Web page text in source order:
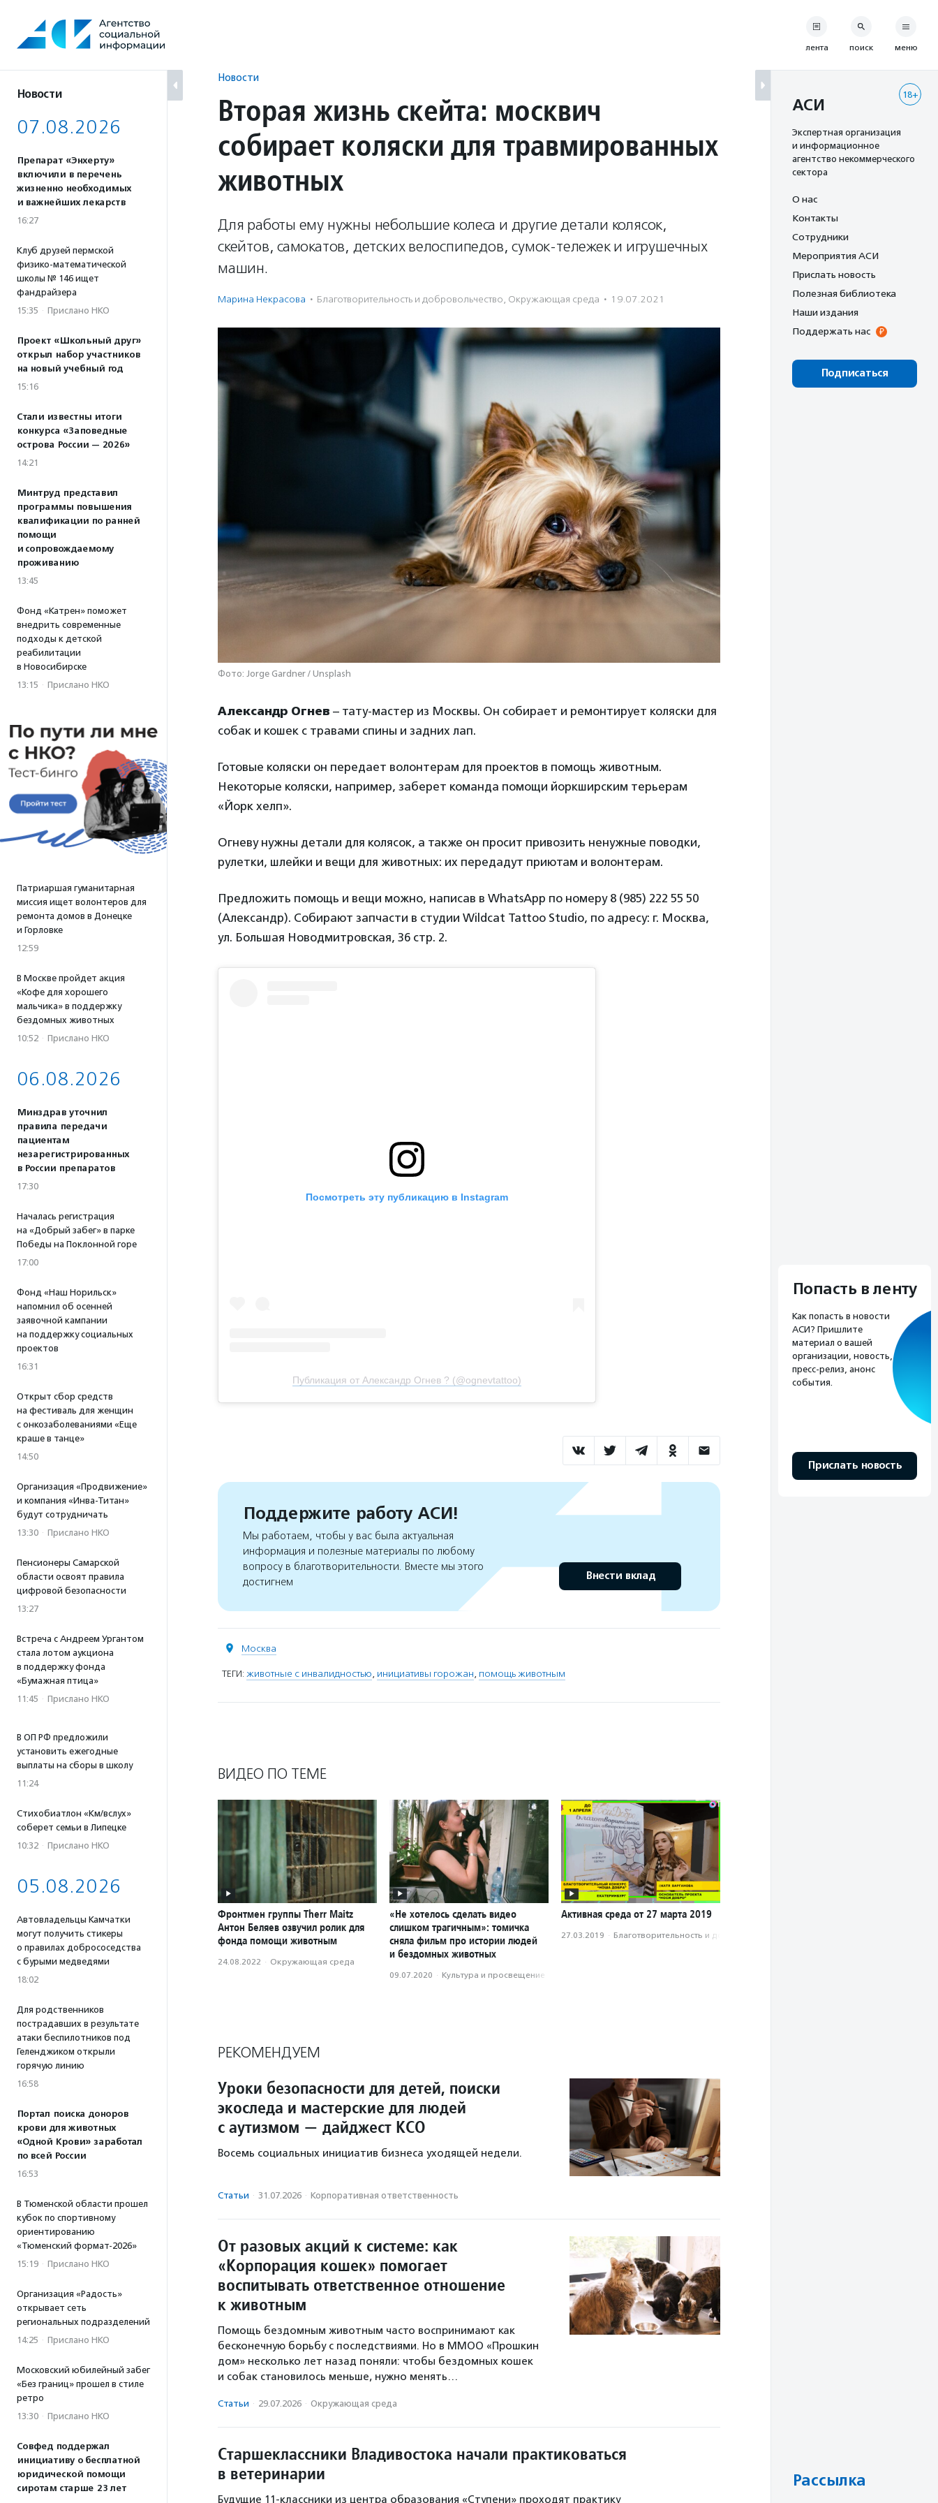
содержанию
Новости
07.08.2026
Препарат «Энхерту»
включили в перечень
жизненно необходимых
и важнейших лекарств
16:27
Клуб друзей пермской
физико-математической
школы № 146 ищет
фандрайзера
15:35 · Прислано НКО
Проект «Школьный друг»
открыл набор участников
на новый учебный год
15:16
Стали известны итоги
конкурса «Заповедные
острова России — 2026»
14:21
Минтруд представил
программы повышения
квалификации по ранней
помощи
и сопровождаемому
проживанию
13:45
Фонд «Катрен» поможет
внедрить современные
подходы к детской
реабилитации
в Новосибирске
13:15 · Прислано НКО
Патриаршая гуманитарная
миссия ищет волонтеров для
ремонта домов в Донецке
и Горловке
12:59
В Москве пройдет акция
«Кофе для хорошего
мальчика» в поддержку
бездомных животных
10:52 · Прислано НКО
06.08.2026
Минздрав уточнил
правила передачи
пациентам
незарегистрированных
в России препаратов
17:30
Началась регистрация
на «Добрый забег» в парке
Победы на Поклонной горе
17:00
Фонд «Наш Норильск»
напомнил об осенней
заявочной кампании
на поддержку социальных
проектов
16:31
Открыт сбор средств
на фестиваль для женщин
с онкозаболеваниями «Еще
краше в танце»
14:50
Организация «Продвижение»
и компания «Инва-Титан»
будут сотрудничать
13:30 · Прислано НКО
Пенсионеры Самарской
области освоят правила
цифровой безопасности
13:27
Встреча с Андреем Ургантом
стала лотом аукциона
в поддержку фонда
«Бумажная птица»
11:45 · Прислано НКО
В ОП РФ предложили
установить ежегодные
выплаты на сборы в школу
11:24
Стихобиатлон «Км/вслух»
соберет семьи в Липецке
10:32 · Прислано НКО
05.08.2026
Автовладельцы Камчатки
могут получить стикеры
о правилах добрососедства
с бурыми медведями
18:02
Для родственников
пострадавших в результате
атаки беспилотников под
Геленджиком открыли
горячую линию
16:58
Портал поиска доноров
крови для животных
«Одной Крови» заработал
по всей России
16:53
В Тюменской области прошел
кубок по спортивному
ориентированию
«Тюменский формат-2026»
15:19 · Прислано НКО
Организация «Радость»
открывает сеть
региональных подразделений
14:25 · Прислано НКО
Московский юбилейный забег
«Без границ» прошел в стиле
ретро
13:30 · Прислано НКО
Совфед поддержал
инициативу о бесплатной
юридической помощи
сиротам старше 23 лет
Новости
Вторая жизнь скейта: москвич
собирает коляски для травмированных
животных
Для работы ему нужны небольшие колеса и другие детали колясок,
скейтов, самокатов, детских велоспипедов, сумок-тележек и игрушечных
машин.
Марина Некрасова · Благотвори­тель­ность и доброволь­чест­во, Окружающая среда · 19.07.2021
Фото: Jorge Gardner / Unsplash
Александр Огнев – тату-мастер из Москвы. Он собирает и ремонтирует коляски для
собак и кошек с травами спины и задних лап.
Готовые коляски он передает волонтерам для проектов в помощь животным.
Некоторые коляски, например, заберет команда помощи йоркширским терьерам
«Йорк хелп».
Огневу нужны детали для колясок, а также он просит привозить ненужные поводки,
рулетки, шлейки и вещи для животных: их передадут приютам и волонтерам.
Предложить помощь и вещи можно, написав в WhatsApp по номеру 8 (985) 222 55 50
(Александр). Собирают запчасти в студии Wildcat Tattoo Studio, по адресу: г. Москва,
ул. Большая Новодмитровская, 36 стр. 2.
Посмотреть эту публикацию в Instagram
Публикация от Александр Огнев ? (@ognevtattoo)
Поддержите работу АСИ!
Мы работаем, чтобы у вас была актуальная
информация и полезные материалы по любому
вопросу в благотворительности. Вместе мы этого
достигнем
Внести вклад
Москва
ТЕГИ: животные с инвалидностью, инициативы горожан, помощь животным
ВИДЕО ПО ТЕМЕ
Фронтмен группы Therr Maitz
Антон Беляев озвучил ролик для
фонда помощи животным
24.08.2022 · Окружающая среда
«Не хотелось сделать видео
слишком трагичным»: томичка
сняла фильм про истории людей
и бездомных животных
09.07.2020 · Культура и просвещение
Активная среда от 27 марта 2019
27.03.2019 · Благотвори­тель­ность и доброволь­чест­во
РЕКОМЕНДУЕМ
Уроки безопасности для детей, поиски
экоследа и мастерские для людей
с аутизмом — дайджест КСО
Восемь социальных инициатив бизнеса уходящей недели.
Статьи · 31.07.2026 · Корпоративная ответственность
От разовых акций к системе: как
«Корпорация кошек» помогает
воспитывать ответственное отношение
к животным
Помощь бездомным животным часто воспринимают как
бесконечную борьбу с последствиями. Но в ММОО «Прошкин
дом» несколько лет назад поняли: чтобы бездомных кошек
и собак становилось меньше, нужно менять…
Статьи · 29.07.2026 · Окружающая среда
Старшеклассники Владивостока начали практиковаться
в ветеринарии
Будущие 11-классники из центра образования «Ступени» проходят практику
лента поиск меню
18+
АСИ
Экспертная организация
и информационное
агентство некоммерческого
сектора
О нас
Контакты
Сотрудники
Мероприятия АСИ
Прислать новость
Полезная библиотека
Наши издания
Поддержать нас
Подписаться
Попасть в ленту
Как попасть в новости
АСИ? Пришлите
материал о вашей
организации, новость,
пресс-релиз, анонс
события.
Прислать новость
Рассылка